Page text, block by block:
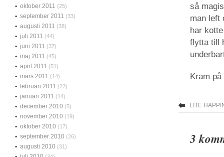
så
man left
har
flytta till
Kram
LITE
3
oktober 2011 (25)
september 2011 (33)
augusti 2011 (38)
juli 2011 (44)
juni 2011 (37)
maj 2011 (45)
april 2011 (51)
mars 2011 (14)
februari 2011 (22)
januari 2011 (14)
december 2010 (5)
november 2010 (19)
oktober 2010 (17)
september 2010 (26)
augusti 2010 (31)